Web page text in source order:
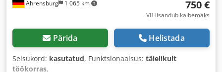
Ahrensburg 1 065 km 750 €
VB lisandub käibemaks
Pärida Helistada
Seisukord: kasutatud, Funktsionaalsus: täielikult
töökorras,